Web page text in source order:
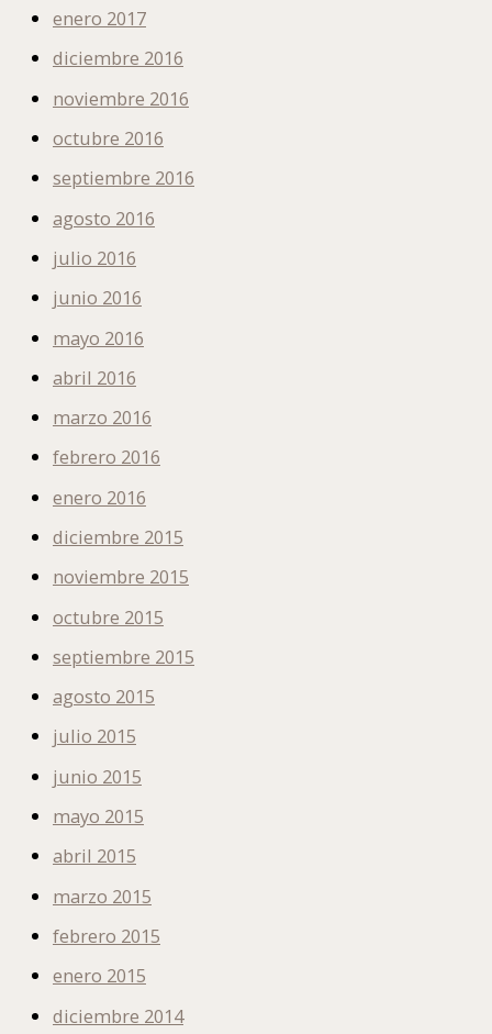
enero 2017
diciembre 2016
noviembre 2016
octubre 2016
septiembre 2016
agosto 2016
julio 2016
junio 2016
mayo 2016
abril 2016
marzo 2016
febrero 2016
enero 2016
diciembre 2015
noviembre 2015
octubre 2015
septiembre 2015
agosto 2015
julio 2015
junio 2015
mayo 2015
abril 2015
marzo 2015
febrero 2015
enero 2015
diciembre 2014